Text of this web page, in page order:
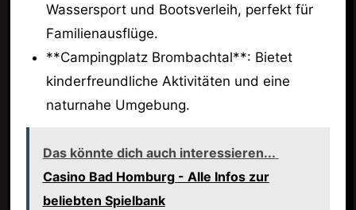
Wassersport und Bootsverleih, perfekt für
Familienausflüge.
**Campingplatz Brombachtal**: Bietet
kinderfreundliche Aktivitäten und eine
naturnahe Umgebung.
Das könnte dich auch interessieren...
Casino Bad Homburg - Alle Infos zur
beliebten Spielbank